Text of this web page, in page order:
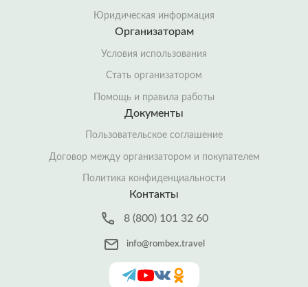
Юридическая информация
Организаторам
Условия использования
Стать организатором
Помощь и правила работы
Документы
Пользовательское соглашение
Договор между организатором и покупателем
Политика конфиденциальности
Контакты
8 (800) 101 32 60
info@rombex.travel